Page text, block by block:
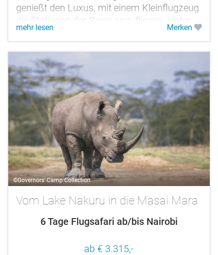
genießt den Luxus, mit einem Kleinflugzeug
die Stationen der Reise anzufliegen. Unter
Ihnen ziehen die weiten Ebenen der...
mehr lesen Merken
©Governors' Camp Collection
Vom Lake Nakuru in die Masai Mara
6 Tage Flugsafari ab/bis Nairobi
ab € 3.315,-